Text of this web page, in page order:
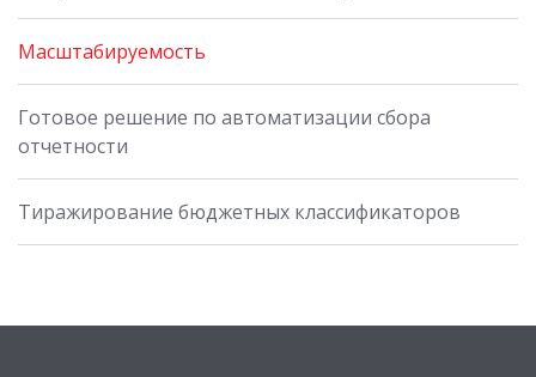
Масштабируемость
Готовое решение по автоматизации сбора
отчетности
Тиражирование бюджетных классификаторов